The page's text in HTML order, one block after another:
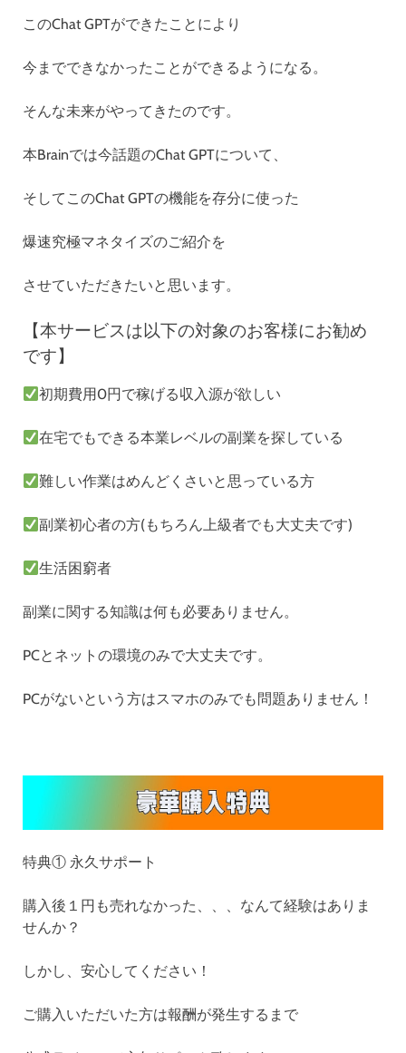
このChat GPTができたことにより
今までできなかったことができるようになる。
そんな未来がやってきたのです。
本Brainでは今話題のChat GPTについて、
そしてこのChat GPTの機能を存分に使った
爆速究極マネタイズのご紹介を
させていただきたいと思います。
【本サービスは以下の対象のお客様にお勧め
です】
初期費用0円で稼げる収入源が欲しい
在宅でもできる本業レベルの副業を探している
難しい作業はめんどくさいと思っている方
副業初心者の方(もちろん上級者でも大丈夫です)
生活困窮者
副業に関する知識は何も必要ありません。
PCとネットの環境のみで大丈夫です。
PCがないという方はスマホのみでも問題ありません！
特典① 永久サポート
購入後１円も売れなかった、、、なんて経験はありま
せんか？
しかし、安心してください！
ご購入いただいた方は報酬が発生するまで